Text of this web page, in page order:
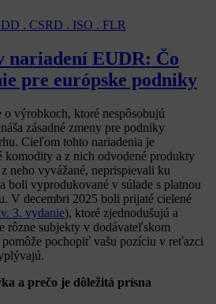
. CSRD . ISO . FLR
nariadení EUDR: Čo
pre európske podniky
výrobkoch, ktoré nespôsobujú
zásadné zmeny pre podniky
Cieľom tohto nariadenia je
komodity a z nich odvodené produkty
neho vyvážané, neprispievali ku
boli vyprodukované v súlade s platnou
V decembri 2025 boli prijaté cielené
3. vydanie), ktoré zjednodušujú a
rôzne subjekty v dodávateľskom
pochopiť vašu pozíciu v reťazci
a prečo je dôležitá prísna